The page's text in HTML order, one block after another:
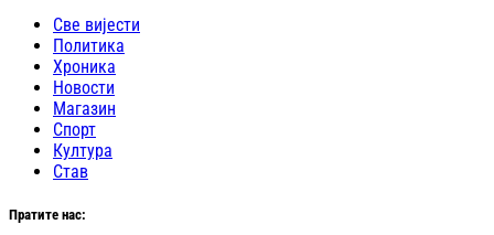
Све вијести
Политика
Хроника
Новости
Магазин
Спорт
Култура
Став
Пратите нас: